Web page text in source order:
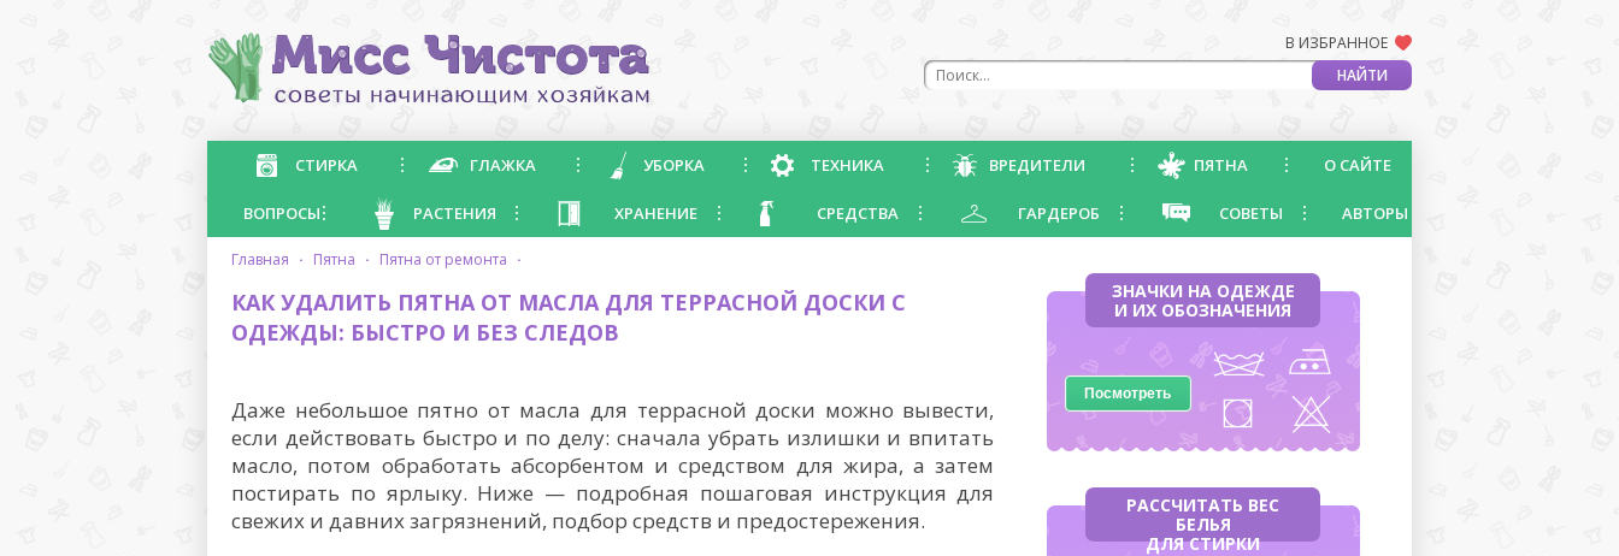
В ИЗБРАННОЕ
СТИРКА ГЛАЖКА УБОРКА ТЕХНИКА ВРЕДИТЕЛИ ПЯТНА О САЙТЕ
ВОПРОСЫ РАСТЕНИЯ ХРАНЕНИЕ СРЕДСТВА ГАРДЕРОБ СОВЕТЫ АВТОРЫ
главная · пятна · пятна от ремонта ·
КАК УДАЛИТЬ ПЯТНА ОТ МАСЛА ДЛЯ ТЕРРАСНОЙ ДОСКИ С
ОДЕЖДЫ: БЫСТРО И БЕЗ СЛЕДОВ
Даже небольшое пятно от масла для террасной доски можно вывести,
если действовать быстро и по делу: сначала убрать излишки и впитать
масло, потом обработать абсорбентом и средством для жира, а затем
постирать по ярлыку. Ниже — подробная пошаговая инструкция для
свежих и давних загрязнений, подбор средств и предостережения.
ЗНАЧКИ НА ОДЕЖДЕ
И ИХ ОБОЗНАЧЕНИЯ
Посмотреть
РАССЧИТАТЬ ВЕС
БЕЛЬЯ
ДЛЯ СТИРКИ